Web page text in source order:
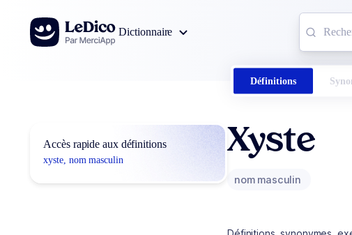
Aller au contenu
Dictionnaire
Définitions
Accès rapide aux définitions
xyste, nom masculin
Xyste
nom masculin